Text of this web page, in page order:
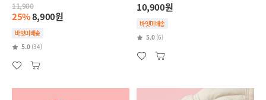
11,900
25%8,900원
바잇미배송
5.0 (34)
10,900원
바잇미배송
5.0 (6)